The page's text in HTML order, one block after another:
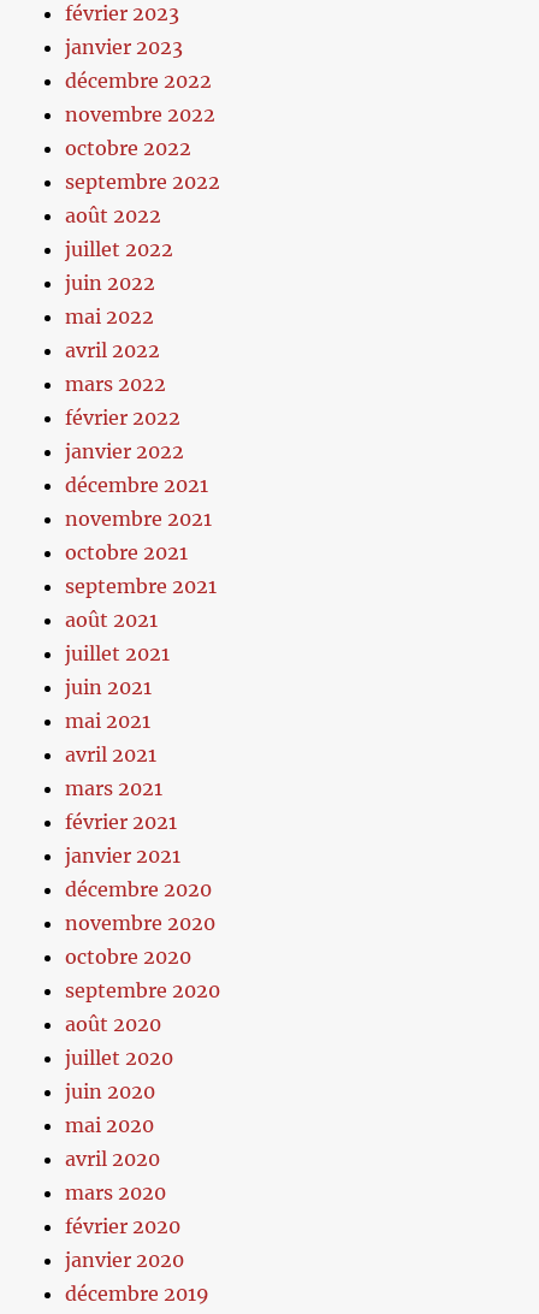
février 2023
janvier 2023
décembre 2022
novembre 2022
octobre 2022
septembre 2022
août 2022
juillet 2022
juin 2022
mai 2022
avril 2022
mars 2022
février 2022
janvier 2022
décembre 2021
novembre 2021
octobre 2021
septembre 2021
août 2021
juillet 2021
juin 2021
mai 2021
avril 2021
mars 2021
février 2021
janvier 2021
décembre 2020
novembre 2020
octobre 2020
septembre 2020
août 2020
juillet 2020
juin 2020
mai 2020
avril 2020
mars 2020
février 2020
janvier 2020
décembre 2019